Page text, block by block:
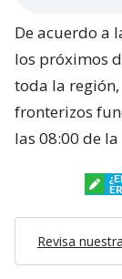
De acuerdo a
los próximos
toda la
fronterizos
las 08:00 de
Revisa